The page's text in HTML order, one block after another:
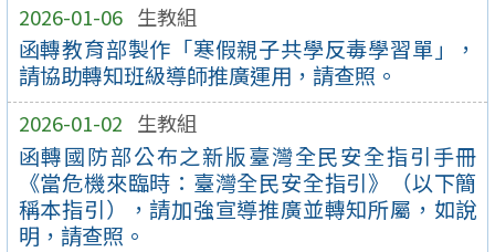
2026-01-06 生教組
函轉教育部製作「寒假親子共學反毒學習單」，
請協助轉知班級導師推廣運用，請查照。
2026-01-02 生教組
函轉國防部公布之新版臺灣全民安全指引手冊
《當危機來臨時：臺灣全民安全指引》（以下簡
稱本指引），請加強宣導推廣並轉知所屬，如說
明，請查照。